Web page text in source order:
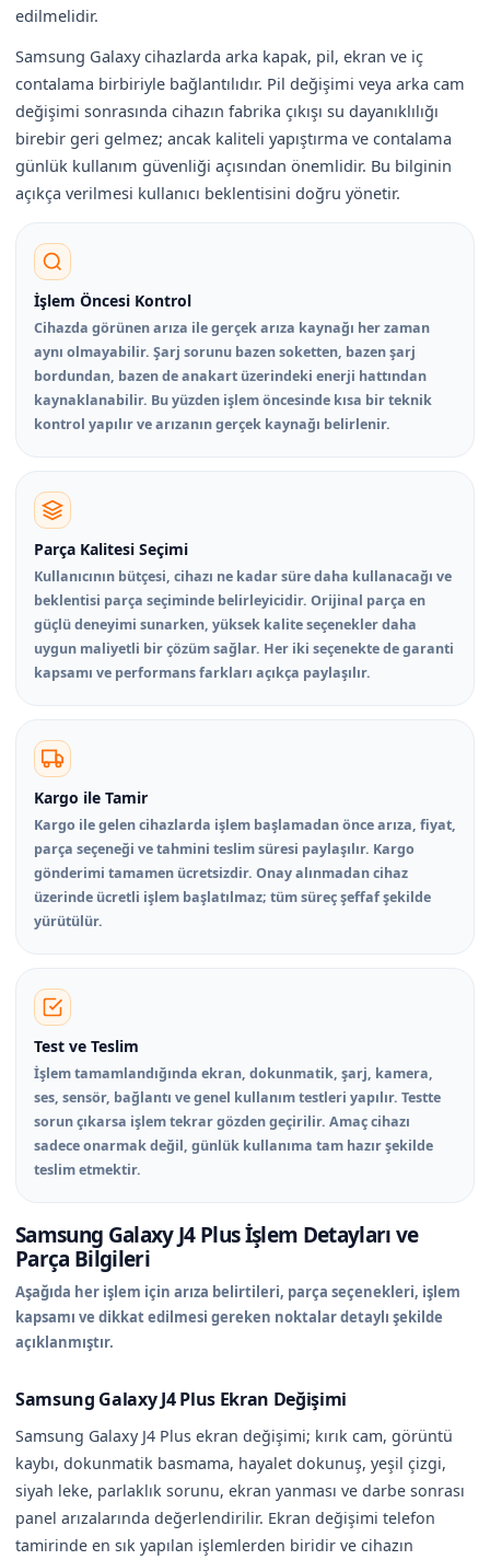
edilmelidir.
Samsung Galaxy cihazlarda arka kapak, pil, ekran ve iç
contalama birbiriyle bağlantılıdır. Pil değişimi veya arka cam
değişimi sonrasında cihazın fabrika çıkışı su dayanıklılığı
birebir geri gelmez; ancak kaliteli yapıştırma ve contalama
günlük kullanım güvenliği açısından önemlidir. Bu bilginin
açıkça verilmesi kullanıcı beklentisini doğru yönetir.
İşlem Öncesi Kontrol
Cihazda görünen arıza ile gerçek arıza kaynağı her zaman
aynı olmayabilir. Şarj sorunu bazen soketten, bazen şarj
bordundan, bazen de anakart üzerindeki enerji hattından
kaynaklanabilir. Bu yüzden işlem öncesinde kısa bir teknik
kontrol yapılır ve arızanın gerçek kaynağı belirlenir.
Parça Kalitesi Seçimi
Kullanıcının bütçesi, cihazı ne kadar süre daha kullanacağı ve
beklentisi parça seçiminde belirleyicidir. Orijinal parça en
güçlü deneyimi sunarken, yüksek kalite seçenekler daha
uygun maliyetli bir çözüm sağlar. Her iki seçenekte de garanti
kapsamı ve performans farkları açıkça paylaşılır.
Kargo ile Tamir
Kargo ile gelen cihazlarda işlem başlamadan önce arıza, fiyat,
parça seçeneği ve tahmini teslim süresi paylaşılır. Kargo
gönderimi tamamen ücretsizdir. Onay alınmadan cihaz
üzerinde ücretli işlem başlatılmaz; tüm süreç şeffaf şekilde
yürütülür.
Test ve Teslim
İşlem tamamlandığında ekran, dokunmatik, şarj, kamera,
ses, sensör, bağlantı ve genel kullanım testleri yapılır. Testte
sorun çıkarsa işlem tekrar gözden geçirilir. Amaç cihazı
sadece onarmak değil, günlük kullanıma tam hazır şekilde
teslim etmektir.
Samsung Galaxy J4 Plus İşlem Detayları ve
Parça Bilgileri
Aşağıda her işlem için arıza belirtileri, parça seçenekleri, işlem
kapsamı ve dikkat edilmesi gereken noktalar detaylı şekilde
açıklanmıştır.
Samsung Galaxy J4 Plus Ekran Değişimi
Samsung Galaxy J4 Plus ekran değişimi; kırık cam, görüntü
kaybı, dokunmatik basmama, hayalet dokunuş, yeşil çizgi,
siyah leke, parlaklık sorunu, ekran yanması ve darbe sonrası
panel arızalarında değerlendirilir. Ekran değişimi telefon
tamirinde en sık yapılan işlemlerden biridir ve cihazın